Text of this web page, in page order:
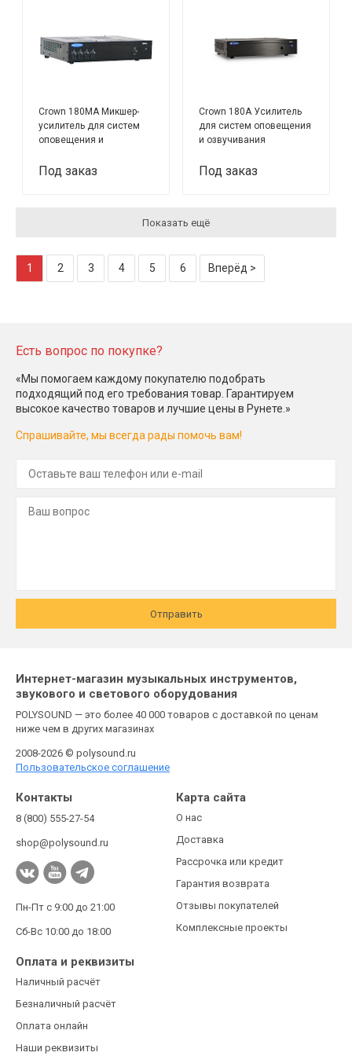
Crown 180MA Микшер-
усилитель для систем
оповещения и
Под заказ
Crown 180A Усилитель
для систем оповещения
и озвучивания
Под заказ
Показать ещё
1 2 3 4 5 6 Вперёд >
Есть вопрос по покупке?
«Мы помогаем каждому покупателю подобрать
подходящий под его требования товар. Гарантируем
высокое качество товаров и лучшие цены в Рунете.»
Спрашивайте, мы всегда рады помочь вам!
Отправить
Интернет-магазин музыкальных инструментов,
звукового и светового оборудования
POLYSOUND — это более 40 000 товаров с доставкой по ценам
ниже чем в других магазинах
2008-2026 © polysound.ru
Пользовательское соглашение
Контакты
8 (800) 555-27-54
shop@polysound.ru
Пн-Пт с 9:00 до 21:00
Сб-Вс 10:00 до 18:00
Карта сайта
О нас
Доставка
Рассрочка или кредит
Гарантия возврата
Отзывы покупателей
Комплексные проекты
Оплата и реквизиты
Наличный расчёт
Безналичный расчёт
Оплата онлайн
Наши реквизиты